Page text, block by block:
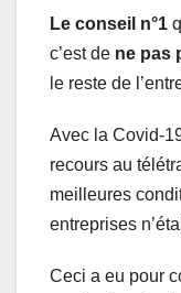
Le conseil n°1
c’est de ne pas
le reste de
Avec la Covid-
recours au
meilleures
entreprises
Ceci a eu pour